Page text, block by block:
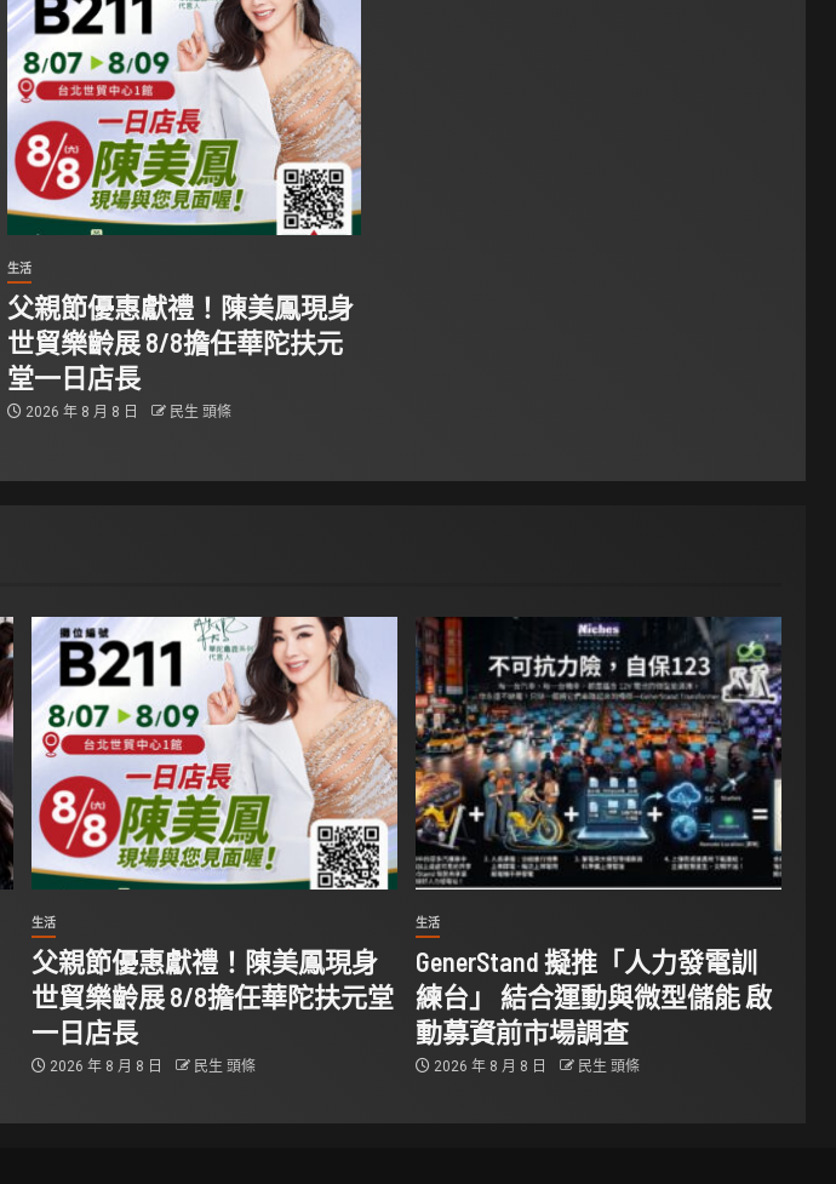
生活
父親節優惠獻禮！陳美鳳現身
世貿樂齡展 8/8擔任華陀扶元
堂一日店長
2026 年 8 月 8 日 民生 頭條
生活
父親節優惠獻禮！陳美鳳現身
世貿樂齡展 8/8擔任華陀扶元堂
一日店長
2026 年 8 月 8 日 民生 頭條
生活
GenerStand 擬推「人力發電訓
練台」 結合運動與微型儲能 啟
動募資前市場調查
2026 年 8 月 8 日 民生 頭條